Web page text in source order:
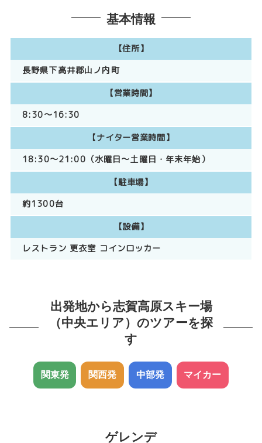
基本情報
【住所】
長野県下高井郡山ノ内町
【営業時間】
8:30～16:30
【ナイター営業時間】
18:30～21:00（水曜日～土曜日・年末年始）
【駐車場】
約1300台
【設備】
レストラン 更衣室 コインロッカー
出発地から志賀高原スキー場
（中央エリア）のツアーを探
す
関東発 関西発 中部発 マイカー
ゲレンデ